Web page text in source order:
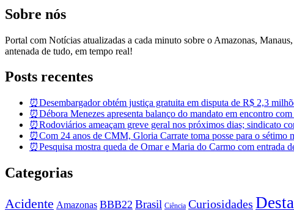
Sobre nós
Portal com Notícias atualizadas a cada minuto sobre o Amazonas,
antenada de tudo, em tempo real!
Posts recentes
⏰Desembargador obtém justiça gratuita em disputa de R$ 2,3
⏰Débora Menezes apresenta balanço do mandato em encontro
⏰Rodoviários ameaçam greve geral nos próximos dias; sindicato
⏰Com 24 anos de CMM, Gloria Carrate toma posse para o sétimo
⏰Pesquisa mostra queda de Omar e Maria do Carmo com entrada
Categorias
Acidente Amazonas BBB22 Brasil Ciência Curiosidades